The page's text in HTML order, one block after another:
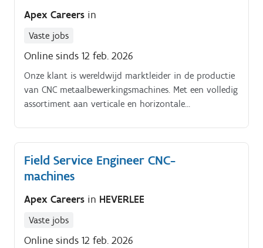
Apex Careers in
Vaste jobs
Online sinds 12 feb. 2026
Onze klant is wereldwijd marktleider in de productie
van CNC metaalbewerkingsmachines. Met een volledig
assortiment aan verticale en horizontale
draaibanken, staan ze bekend om hun kwaliteit en
innovatie.
Field Service Engineer CNC-
machines
Apex Careers in HEVERLEE
Vaste jobs
Online sinds 12 feb. 2026